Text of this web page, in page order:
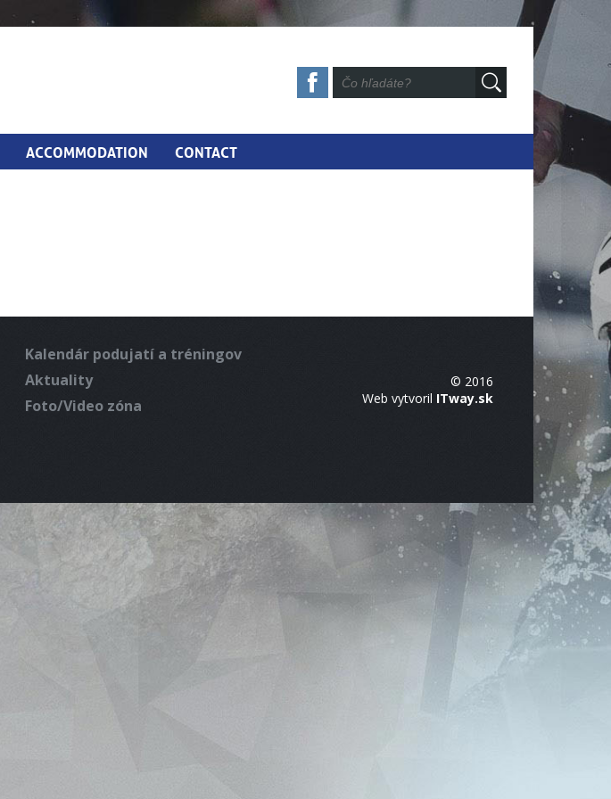
ACCOMMODATION CONTACT
Kalendár podujatí a tréningov
Aktuality
Foto/Video zóna
© 2016
Web vytvoril ITway.sk